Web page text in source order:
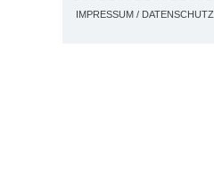
IMPRESSUM / DATENSCHUTZ